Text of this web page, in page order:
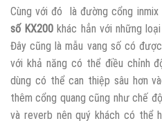
Cùng với đó là đường cổng
số KX200 khác hẳn với những
Đây cũng là mẫu vang số có
với khả năng có thể điều chỉnh
dùng có thể can thiệp sâu hơn
thêm cổng quang cũng như chế
và reverb nên quý khách có thể